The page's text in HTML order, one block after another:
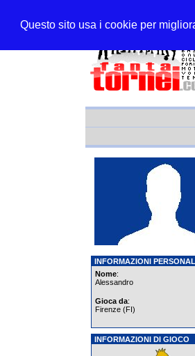
Questo sito usa i cookie per
INFORMAZIONI
Nome:
Alessandro
Gioca da:
Firenze (FI)
INFORMAZIONI DI GIOCO